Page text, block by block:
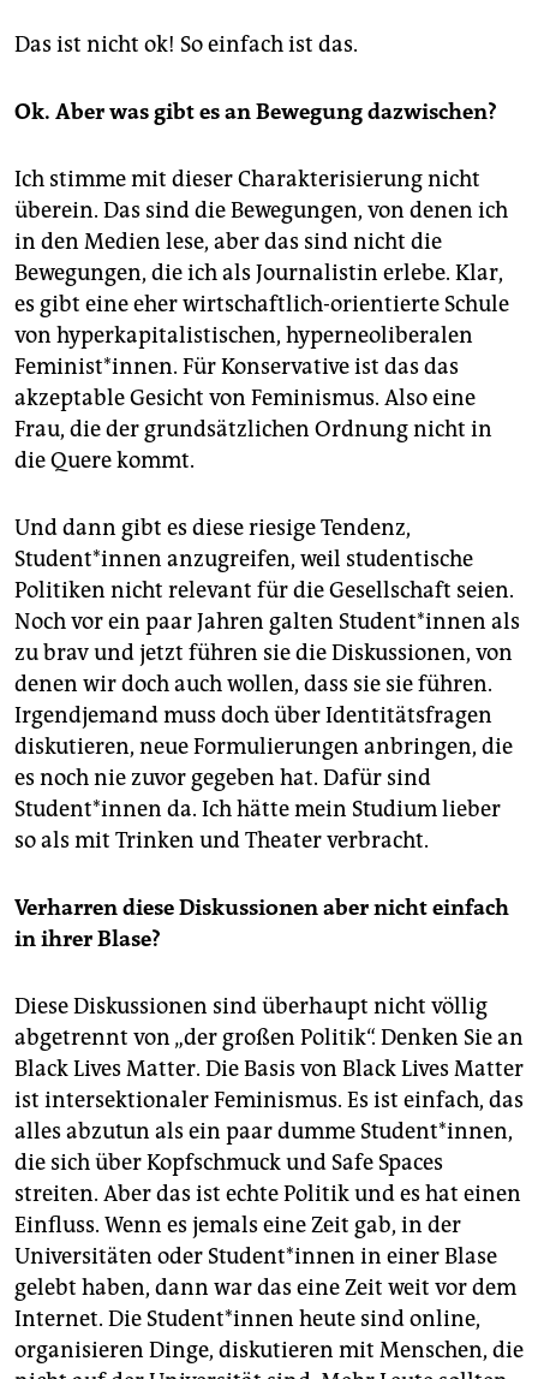
Das ist nicht ok! So einfach ist das.
Ok. Aber was gibt es an Bewegung dazwischen?
Ich stimme mit dieser Charakterisierung nicht
überein. Das sind die Bewegungen, von denen ich
in den Medien lese, aber das sind nicht die
Bewegungen, die ich als Journalistin erlebe. Klar,
es gibt eine eher wirtschaftlich-orientierte Schule
von hyperkapitalistischen, hyperneoliberalen
Feminist*innen. Für Konservative ist das das
akzeptable Gesicht von Feminismus. Also eine
Frau, die der grundsätzlichen Ordnung nicht in
die Quere kommt.
Und dann gibt es diese riesige Tendenz,
Student*innen anzugreifen, weil studentische
Politiken nicht relevant für die Gesellschaft seien.
Noch vor ein paar Jahren galten Student*innen als
zu brav und jetzt führen sie die Diskussionen, von
denen wir doch auch wollen, dass sie sie führen.
Irgendjemand muss doch über Identitätsfragen
diskutieren, neue Formulierungen anbringen, die
es noch nie zuvor gegeben hat. Dafür sind
Student*innen da. Ich hätte mein Studium lieber
so als mit Trinken und Theater verbracht.
Verharren diese Diskussionen aber nicht einfach
in ihrer Blase?
Diese Diskussionen sind überhaupt nicht völlig
abgetrennt von „der großen Politik“. Denken Sie an
Black Lives Matter. Die Basis von Black Lives Matter
ist intersektionaler Feminismus. Es ist einfach, das
alles abzutun als ein paar dumme Student*innen,
die sich über Kopfschmuck und Safe Spaces
streiten. Aber das ist echte Politik und es hat einen
Einfluss. Wenn es jemals eine Zeit gab, in der
Universitäten oder Student*innen in einer Blase
gelebt haben, dann war das eine Zeit weit vor dem
Internet. Die Student*innen heute sind online,
organisieren Dinge, diskutieren mit Menschen, die